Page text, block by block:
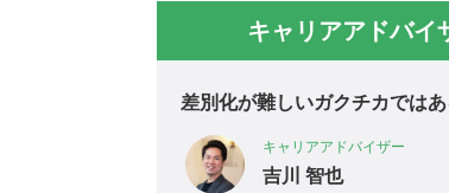
キャリアアドバイ
差別化が難しいガクチカではあ
キャリアアドバイザー
吉川 智也